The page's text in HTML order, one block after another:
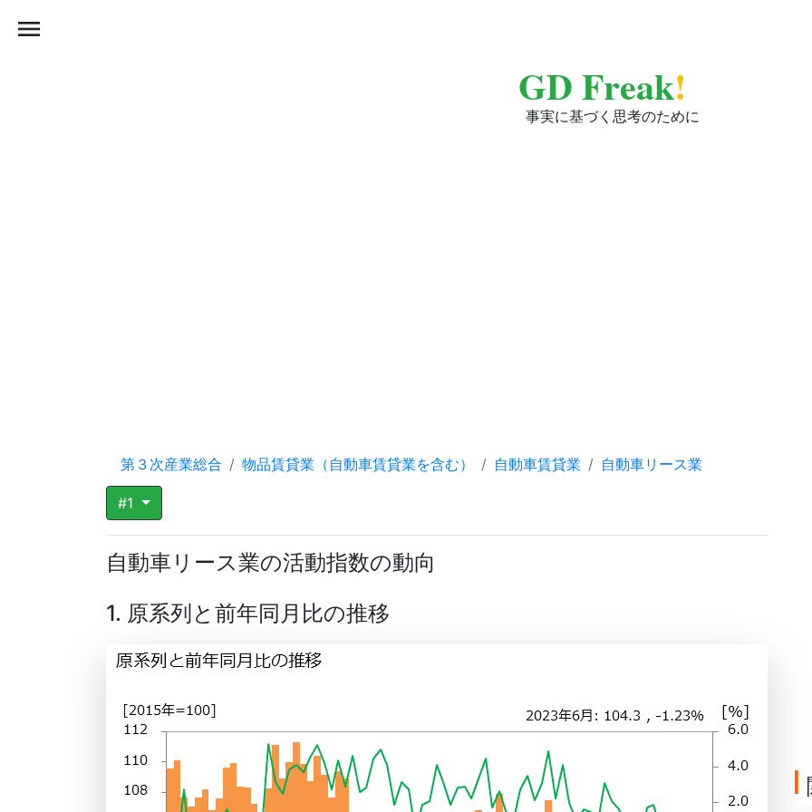
GD Freak!
事実に基づく思考のために
menu
第３次産業総合 物品賃貸業（自動車賃貸業を含む） 自動車賃貸業 自動車リース業
#1
自動車リース業の活動指数の動向
1. 原系列と前年同月比の推移